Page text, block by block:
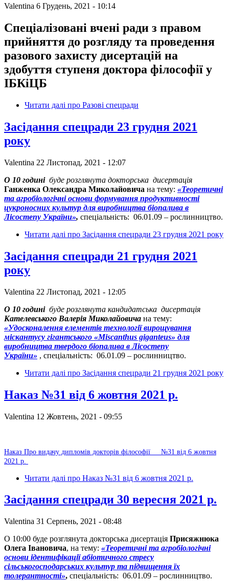
Valentina 6 Грудень, 2021 - 10:14
Спеціалізовані вчені ради з правом
прийняття до розгляду та проведення
разового захисту дисертацій на
здобуття ступеня доктора філософії у
ІБКіЦБ
Читати далі про Разові спецради
Засідання спецради 23 грудня 2021
року
Valentina 22 Листопад, 2021 - 12:07
О 10 годинібуде розглянута докторська дисертація
Ганженка Олександра Миколайовича на тему: «Теоретичні
та агробіологічні основи формування продуктивності
цукроносних культур для виробництва біопалива в
Лісостепу України», спеціальність: 06.01.09 – рослинництво.
Читати далі про Засідання спецради 23 грудня 2021 року
Засідання спецради 21 грудня 2021
року
Valentina 22 Листопад, 2021 - 12:05
О 10 годинібуде розглянута кандидатська дисертація
Кателевського Валерія Миколайовича на тему:
«Удосконалення елементів технології вирощування
міскантусу гігантського «Miscanthus giganteus» для
виробництва твердого біопалива в Лісостепу
України» , спеціальність: 06.01.09 – рослинництво.
Читати далі про Засідання спецради 21 грудня 2021 року
Наказ №31 від 6 жовтня 2021 р.
Valentina 12 Жовтень, 2021 - 09:55
Наказ Про видачу дипломів докторів філософії___ №31 від 6 жовтня
2021 р.
Читати далі про Наказ №31 від 6 жовтня 2021 р.
Засідання спецради 30 вересня 2021 р.
Valentina 31 Серпень, 2021 - 08:48
О 10:00 буде розглянута докторська дисертація Присяжнюка
Олега Івановича, на тему: «Теоретичні та агробіологічні
основи ідентифікації абіотичного стресу
сільськогосподарських культур та підвищення їх
толерантності», спеціальність: 06.01.09 – рослинництво.